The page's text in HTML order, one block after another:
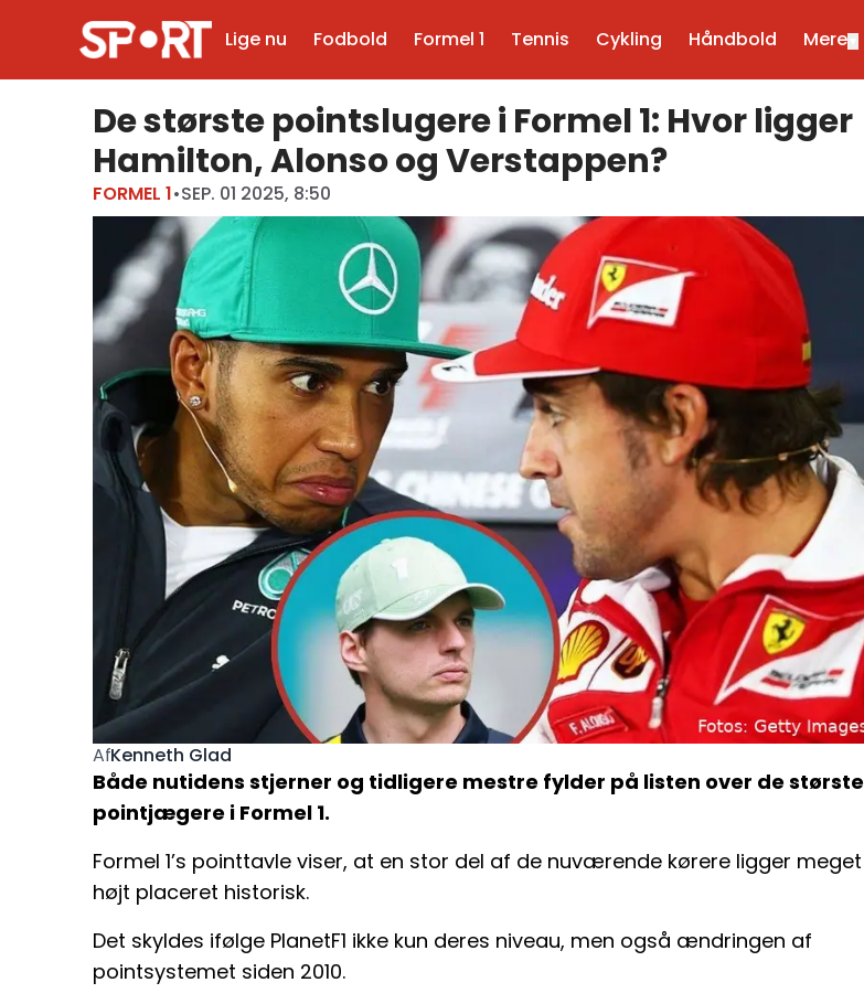
Lige nu Fodbold Formel 1 Tennis Cykling Håndbold Mere
De største pointslugere i Formel 1: Hvor ligger
Hamilton, Alonso og Verstappen?
FORMEL 1•SEP. 01 2025, 8:50
AfKenneth Glad
Både nutidens stjerner og tidligere mestre fylder på listen over de største
pointjægere i Formel 1.
Formel 1’s pointtavle viser, at en stor del af de nuværende kørere ligger meget
højt placeret historisk.
Det skyldes ifølge PlanetF1 ikke kun deres niveau, men også ændringen af
pointsystemet siden 2010.